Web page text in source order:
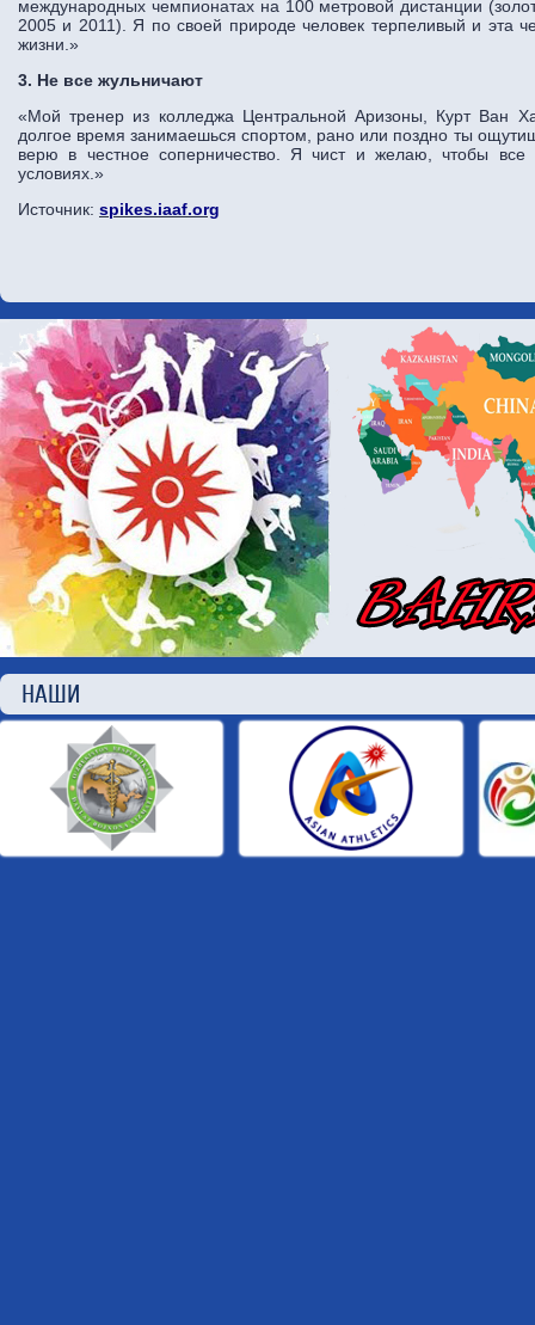
международных чемпионатах на 100 метровой дистанции
2005 и 2011). Я по своей природе человек терпеливый и эта
жизни.»
3. Не все жульничают
«Мой тренер из колледжа Центральной Аризоны, Курт Ван
долгое время занимаешься спортом, рано или поздно ты
верю в честное соперничество. Я чист и желаю, чтобы все
условиях.»
Источник: spikes.iaaf.org
НАШИ